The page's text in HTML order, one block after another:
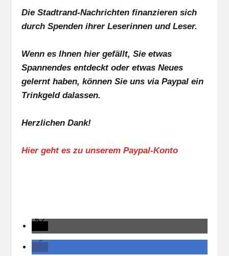
Die Stadtrand-Nachrichten finanzieren sich
durch Spenden ihrer Leserinnen und Leser.
Wenn es Ihnen hier gefällt, Sie etwas
Spannendes entdeckt oder etwas Neues
gelernt haben, können Sie uns via Paypal ein
Trinkgeld dalassen.
Herzlichen Dank!
Hier geht es zu unserem Paypal-Konto